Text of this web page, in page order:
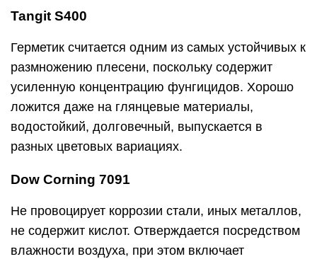
Tangit S400
Герметик считается одним из самых устойчивых к
размножению плесени, поскольку содержит
усиленную концентрацию фунгицидов. Хорошо
ложится даже на глянцевые материалы,
водостойкий, долговечный, выпускается в
разных цветовых вариациях.
Dow Corning 7091
Не провоцирует коррозии стали, иных металлов,
не содержит кислот. Отверждается посредством
влажности воздуха, при этом включает